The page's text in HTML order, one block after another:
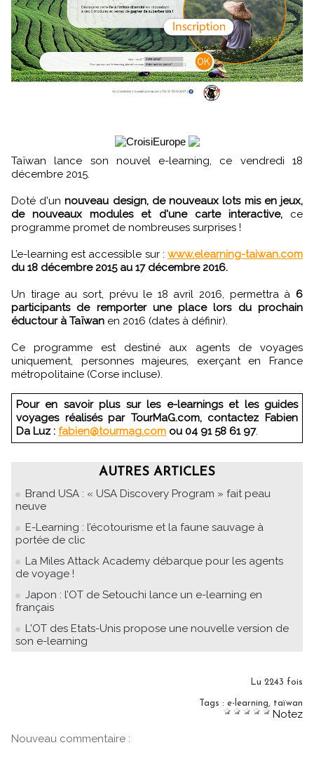
Taïwan lance son nouvel e-learning, ce vendredi 18
décembre 2015.
Doté d'unnouveau design, de nouveaux lots mis en jeux,
de nouveaux modules et d'une carte interactive,ce
programme promet de nombreuses surprises !
L’e-learning est accessible sur : www.elearning-taiwan.com
du 18 décembre 2015 au 17 décembre 2016.
Un tirage au sort, prévu le 18 avril 2016, permettra à 6
participants de remporter une place lors du prochain
éductour à Taïwan en 2016 (dates à définir).
Ce programme est destiné aux agents de voyages
uniquement, personnes majeures, exerçant en France
métropolitaine (Corse incluse).
Pour en savoir plus sur les e-learnings et les guides
voyages réalisés par TourMaG.com, contactez Fabien
Da Luz : fabien@tourmag.com ou 04 91 58 61 97.
AUTRES ARTICLES
Brand USA : « USA Discovery Program » fait peau
neuve
E-Learning : l’écotourisme et la faune sauvage à
portée de clic
La Miles Attack Academy débarque pour les agents
de voyage !
Japon : l’OT de Setouchi lance un e-learning en
français
L'OT des Etats-Unis propose une nouvelle version de
son e-learning
Lu 2243 fois
Tags : e-learning, taïwan
Notez
Nouveau commentaire :